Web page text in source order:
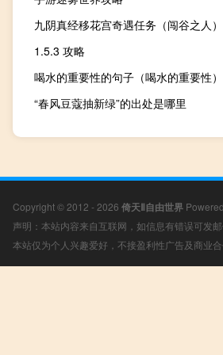
九阴真经移花宫奇遇任务（闯谷之人
1.5.3 攻略
喝水的重要性的句子（喝水的重要性）
“春风豆蔻抽新绿”的出处是哪里
Copyright © 2012 - 2026 倚天Ⅱ自由世界
声明：本站内容来自互联网，如信息有错误可发
本站仅为个人兴趣爱好，不接盈利性广告及商业